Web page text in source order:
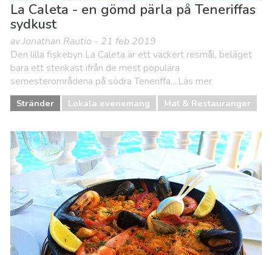
La Caleta - en gömd pärla på Teneriffas
sydkust
av Jonathan Rautio - 21 feb 2019
Den lilla fiskebyn La Caleta är ett vackert resmål, beläget
bara ett stenkast ifrån de mest populära
semesterområdena på södra Teneriffa....Läs mer
Stränder Lokala evenemang Mat & Restauranger